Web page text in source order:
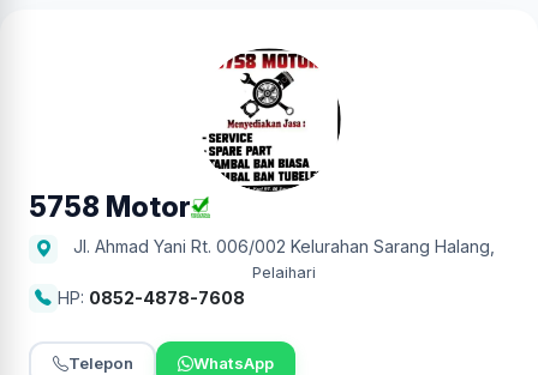
5758 Motor
Jl. Ahmad Yani Rt. 006/002 Kelurahan Sarang Halang
Pelaihari
HP: 0852-4878-7608
Telepon WhatsApp